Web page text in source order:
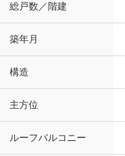
総戸数／階建
築年月
構造
主方位
ルーフバルコニー